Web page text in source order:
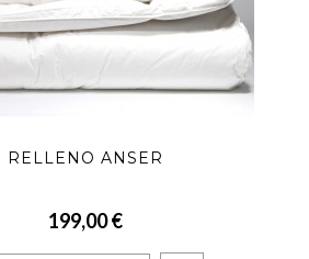
RELLENO ANSER
199,00 €